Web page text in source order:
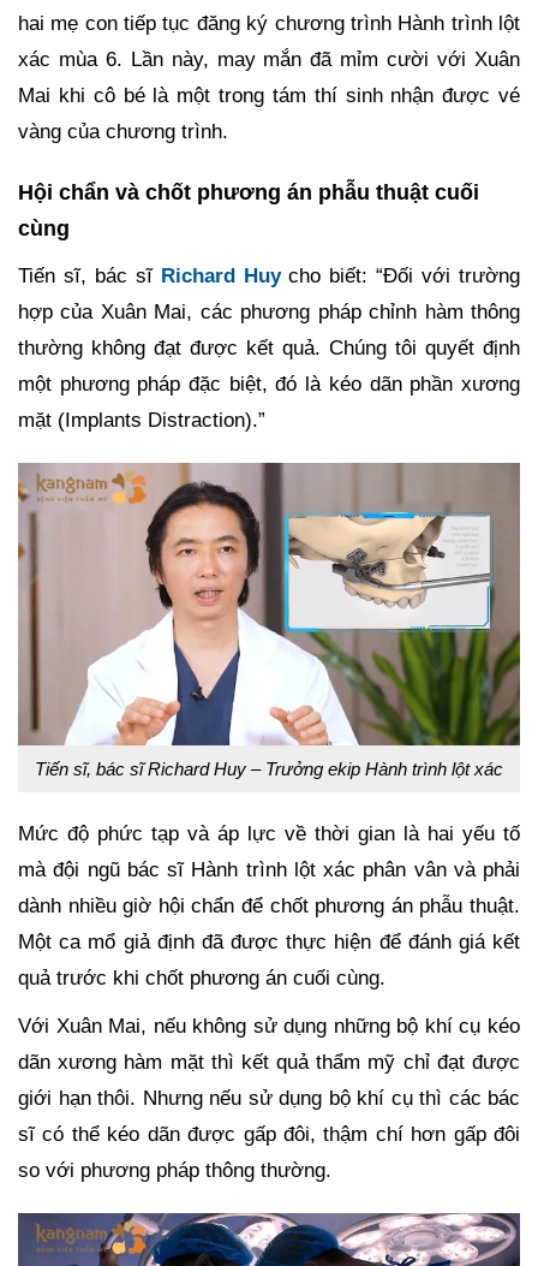
hai mẹ con tiếp tục đăng ký chương trình Hành trình lột
xác mùa 6. Lần này, may mắn đã mỉm cười với Xuân
Mai khi cô bé là một trong tám thí sinh nhận được vé
vàng của chương trình.
Hội chẩn và chốt phương án phẫu thuật cuối
cùng
Tiến sĩ, bác sĩ Richard Huycho biết: “Đối với trường
hợp của Xuân Mai, các phương pháp chỉnh hàm thông
thường không đạt được kết quả. Chúng tôi quyết định
một phương pháp đặc biệt, đó là kéo dãn phần xương
mặt (Implants Distraction).”
Tiến sĩ, bác sĩ Richard Huy – Trưởng ekip Hành trình lột xác
Mức độ phức tạp và áp lực về thời gian là hai yếu tố
mà đội ngũ bác sĩ Hành trình lột xác phân vân và phải
dành nhiều giờ hội chẩn để chốt phương án phẫu thuật.
Một ca mổ giả định đã được thực hiện để đánh giá kết
quả trước khi chốt phương án cuối cùng.
Với Xuân Mai, nếu không sử dụng những bộ khí cụ kéo
dãn xương hàm mặt thì kết quả thẩm mỹ chỉ đạt được
giới hạn thôi. Nhưng nếu sử dụng bộ khí cụ thì các bác
sĩ có thể kéo dãn được gấp đôi, thậm chí hơn gấp đôi
so với phương pháp thông thường.